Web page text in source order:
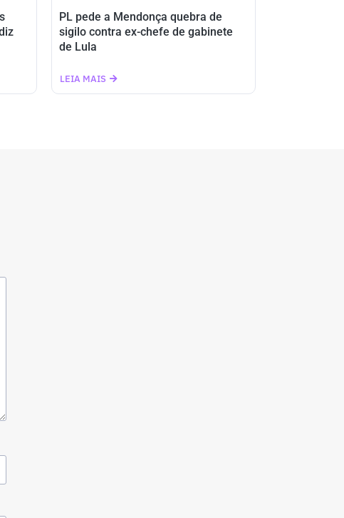
PL pede a Mendonça quebra de
sigilo contra ex-chefe de gabinete
de Lula
LEIA MAIS